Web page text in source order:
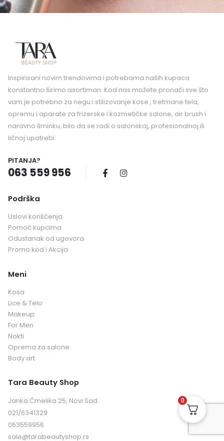
Inspirisani novim trendovima i potrebama naših kupaca
konstantno širimo asortiman. Kod nas možete pronaći sve što
vam je potrebno za negu i stilizovanje kose , tretmane tela,
opremu i aparate za frizerske i kozmetičke salone, air brush i
naravno šminku, bilo da se radi o salonskoj, profesionalnoj ili
ličnoj upotrebi.
PITANJA?
063 559 956
Podrška
Uslovi korišćenja
Pomoć kupcima
Odustanak od ugovora
Promo kod i Akcija
Meni
Kosa
Lice & Telo
Makeup
For Men
Nokti
Oprema za salone
Body art
Tara Beauty Shop
Janka Čmelika 25, Novi Sad
021/6341329
063559956
sale@tarabeautyshop.rs
0